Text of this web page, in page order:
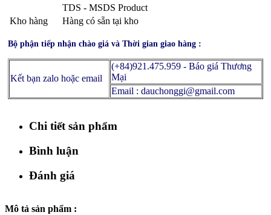
TDS - MSDS Product
Kho hàng
Hàng có sẵn tại kho
Bộ phận tiếp nhận chào giá và Thời gian giao hàng :
Kết bạn zalo hoặc email
(+84)921.475.959 - Báo giá Thương
Mại
Email : dauchonggi@gmail.com
Chi tiết sản phẩm
Bình luận
Đánh giá
Mô tả sản phẩm :